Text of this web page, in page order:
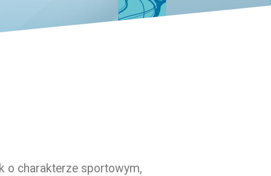
o charakterze sportowym,